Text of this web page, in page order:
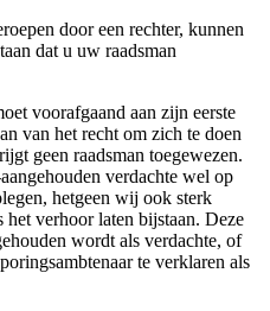
door een rechter, kunnen
dat u uw raadsman
voorafgaand aan zijn eerste
van het recht om zich te doen
geen raadsman toegewezen.
verdachte wel op
hetgeen wij ook sterk
verhoor laten bijstaan. Deze
wordt als verdachte, of
te verklaren als